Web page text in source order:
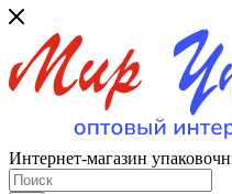
Интернет-магазин